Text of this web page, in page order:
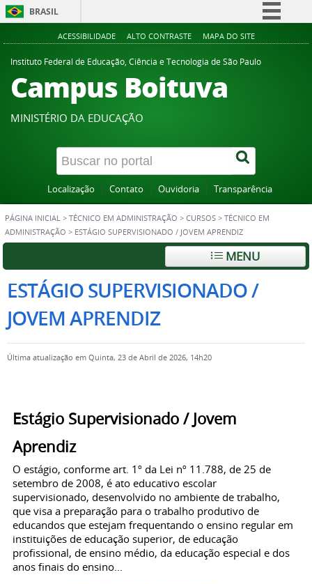
BRASIL
Simplifique!
Comunica BR
Acesso à informação
Canais
ACESSIBILIDADE ALTO CONTRASTE MAPA DO SITE
Instituto Federal de Educação, Ciência e Tecnologia de São Paulo
Campus Boituva
MINISTÉRIO DA EDUCAÇÃO
Localização Contato Ouvidoria Transparência
PÁGINA INICIAL > TÉCNICO EM ADMINISTRAÇÃO > CURSOS > TÉCNICO EM
ADMINISTRAÇÃO > ESTÁGIO SUPERVISIONADO / JOVEM APRENDIZ
MENU
ESTÁGIO SUPERVISIONADO /
JOVEM APRENDIZ
Última atualização em Quinta, 23 de Abril de 2026, 14h20
Estágio Supervisionado / Jovem
Aprendiz
O estágio, conforme art. 1º da Lei nº 11.788, de 25 de
setembro de 2008, é ato educativo escolar
supervisionado, desenvolvido no ambiente de trabalho,
que visa a preparação para o trabalho produtivo de
educandos que estejam frequentando o ensino regular em
instituições de educação superior, de educação
profissional, de ensino médio, da educação especial e dos
anos finais do ensino...